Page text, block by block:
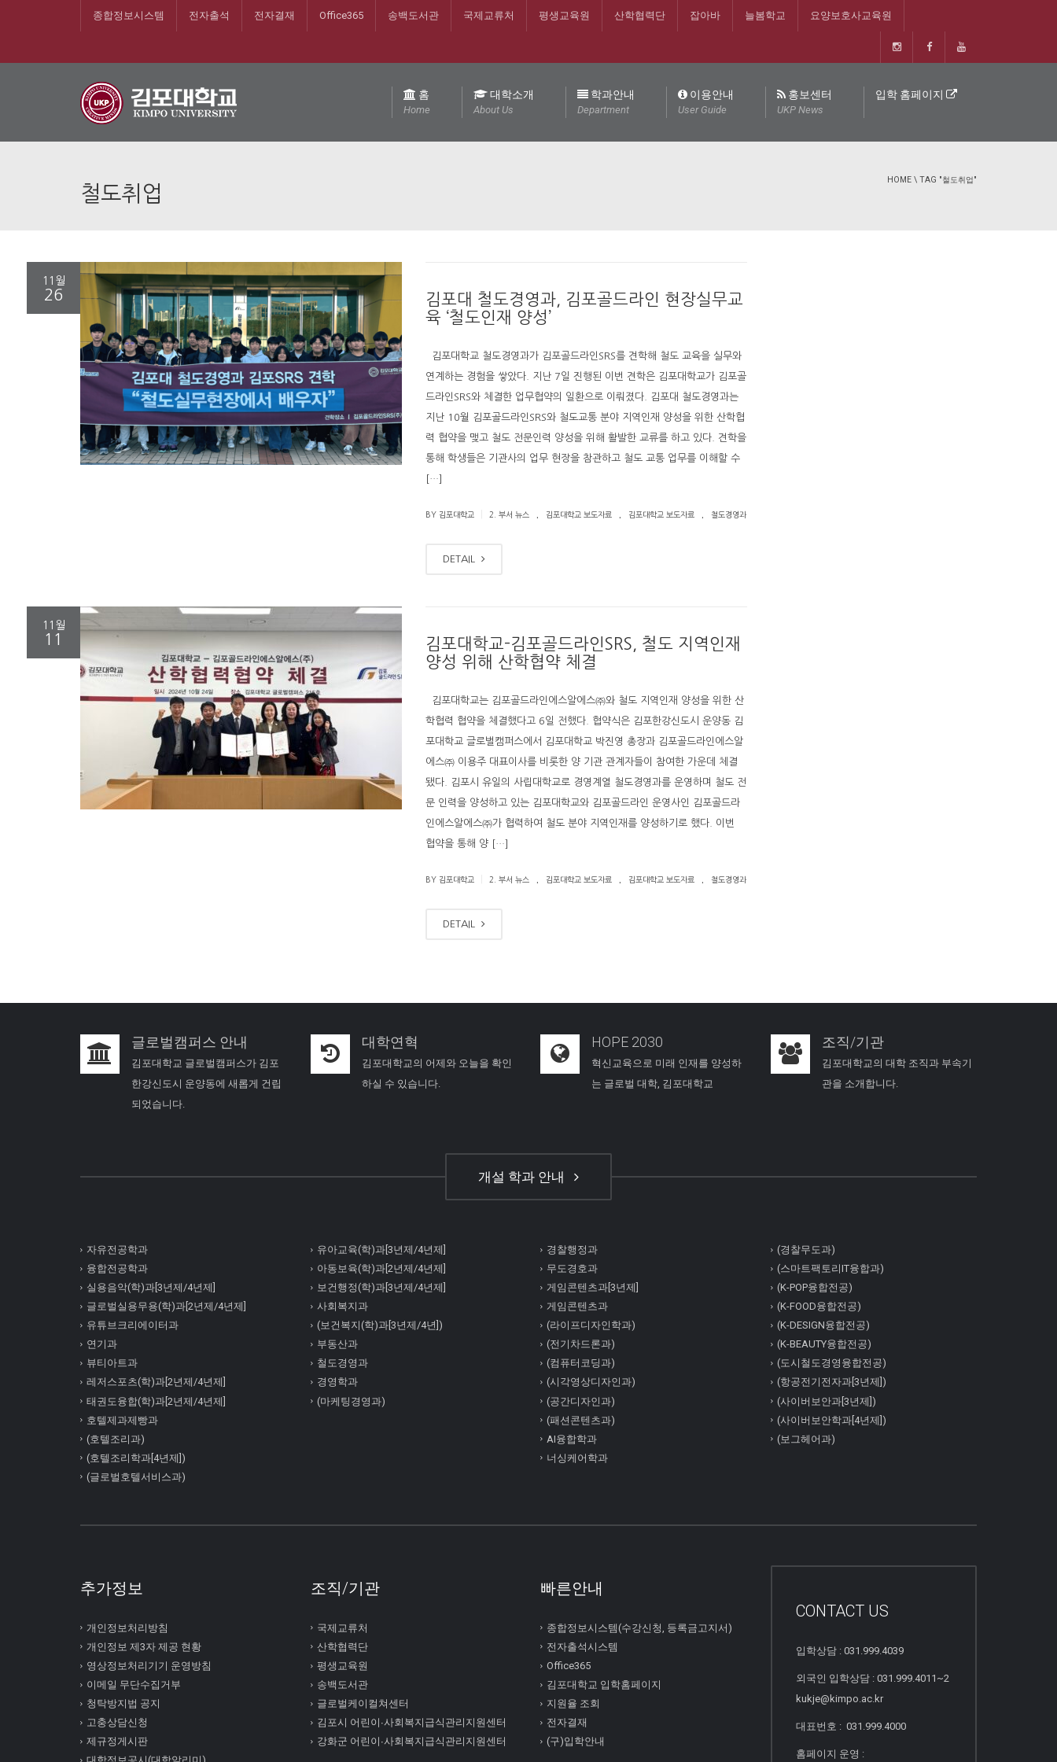
종합정보시스템 전자출석 전자결재 Office365 송백도서관 국제교류처 평생교육원 산학협력단 잡아바 늘봄학교 요양보호사교육원
홈
Home
대학소개
About Us
학과안내
Department
이용안내
User Guide
홍보센터
UKP News
입학 홈페이지
철도취업
HOME \ TAG "철도취업"
11월
26
김포대 철도경영과, 김포골드라인 현장실무교
육 ‘철도인재 양성’
김포대학교 철도경영과가 김포골드라인SRS를 견학해 철도 교육을 실무와
연계하는 경험을 쌓았다. 지난 7일 진행된 이번 견학은 김포대학교가 김포골
드라인SRS와 체결한 업무협약의 일환으로 이뤄졌다. 김포대 철도경영과는
지난 10월 김포골드라인SRS와 철도교통 분야 지역인재 양성을 위한 산학협
력 협약을 맺고 철도 전문인력 양성을 위해 활발한 교류를 하고 있다. 견학을
통해 학생들은 기관사의 업무 현장을 참관하고 철도 교통 업무를 이해할 수
[…]
BY 김포대학교 2. 부서 뉴스 김포대학교 보도자료 김포대학교 보도자료 철도경영과
DETAIL
11월
11
김포대학교-김포골드라인SRS, 철도 지역인재
양성 위해 산학협약 체결
김포대학교는 김포골드라인에스알에스㈜와 철도 지역인재 양성을 위한 산
학협력 협약을 체결했다고 6일 전했다. 협약식은 김포한강신도시 운양동 김
포대학교 글로벌캠퍼스에서 김포대학교 박진영 총장과 김포골드라인에스알
에스㈜ 이용주 대표이사를 비롯한 양 기관 관계자들이 참여한 가운데 체결
됐다. 김포시 유일의 사립대학교로 경영계열 철도경영과를 운영하며 철도 전
문 인력을 양성하고 있는 김포대학교와 김포골드라인 운영사인 김포골드라
인에스알에스㈜가 협력하여 철도 분야 지역인재를 양성하기로 했다. 이번
협약을 통해 양 […]
BY 김포대학교 2. 부서 뉴스 김포대학교 보도자료 김포대학교 보도자료 철도경영과
DETAIL
글로벌캠퍼스 안내
김포대학교 글로벌캠퍼스가 김포
한강신도시 운양동에 새롭게 건립
되었습니다.
대학연혁
김포대학교의 어제와 오늘을 확인
하실 수 있습니다.
HOPE 2030
혁신교육으로 미래 인재를 양성하
는 글로벌 대학, 김포대학교
조직/기관
김포대학교의 대학 조직과 부속기
관을 소개합니다.
개설 학과 안내
자유전공학과
융합전공학과
실용음악(학)과[3년제/4년제]
글로벌실용무용(학)과[2년제/4년제]
유튜브크리에이터과
연기과
뷰티아트과
레저스포츠(학)과[2년제/4년제]
태권도융합(학)과[2년제/4년제]
호텔제과제빵과
(호텔조리과)
(호텔조리학과[4년제])
(글로벌호텔서비스과)
유아교육(학)과[3년제/4년제]
아동보육(학)과[2년제/4년제]
보건행정(학)과[3년제/4년제]
사회복지과
(보건복지(학)과[3년제/4년])
부동산과
철도경영과
경영학과
(마케팅경영과)
경찰행정과
무도경호과
게임콘텐츠과[3년제]
게임콘텐츠과
(라이프디자인학과)
(전기차드론과)
(컴퓨터코딩과)
(시각영상디자인과)
(공간디자인과)
(패션콘텐츠과)
AI융합학과
너싱케어학과
(경찰무도과)
(스마트팩토리IT융합과)
(K-POP융합전공)
(K-FOOD융합전공)
(K-DESIGN융합전공)
(K-BEAUTY융합전공)
(도시철도경영융합전공)
(항공전기전자과[3년제])
(사이버보안과[3년제])
(사이버보안학과[4년제])
(보그헤어과)
추가정보
개인정보처리방침
개인정보 제3자 제공 현황
영상정보처리기기 운영방침
이메일 무단수집거부
청탁방지법 공지
고충상담신청
제규정게시판
조직/기관
국제교류처
산학협력단
평생교육원
송백도서관
글로벌케이컬쳐센터
김포시 어린이∙사회복지급식관리지원센터
강화군 어린이∙사회복지급식관리지원센터
빠른안내
종합정보시스템(수강신청, 등록금고지서)
전자출석시스템
Office365
김포대학교 입학홈페이지
지원율 조회
전자결재
(구)입학안내
CONTACT US
입학상담 : 031.999.4039
외국인 입학상담 : 031.999.4011~2
kukje@kimpo.ac.kr
대표번호 : 031.999.4000
홈페이지 운영 :